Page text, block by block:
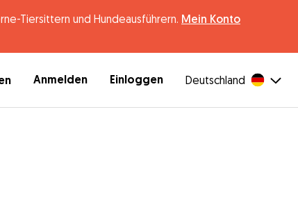
Tiersittern und Hundeausführern. Mein Konto
Anmelden Einloggen Deutschland